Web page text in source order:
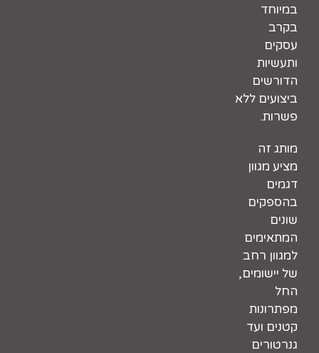
במיוחד
בקרב
עסקים
ותעשיות
הדורשים
ביצועים ללא
פשרות.
מותג זה
מציע מגוון
דגמים
בהספקים
שונים
המתאימים
למגוון רחב
של יישומים,
החל
מפתרונות
קטנים ועד
גנרטורים